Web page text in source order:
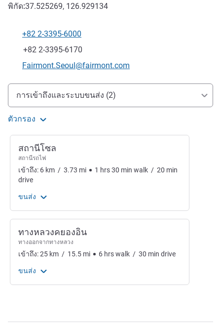
พิกัด:37.525269, 126.929134
โทรศัพท์
+82 2-3395-6000
แฟกซ์
+82 2-3395-6170
อีเมลติดต่อ
Fairmont.Seoul@fairmont.com
การเข้าถึงและการเดินทาง
การเข้าถึงและระบบขนส่ง (2)
ตัวกรอง
สถานีโซล
สถานีรถไฟ
เข้าถึง: 6 km / 3.73 mi 1 hrs30 min walk / 20 min
drive
ขนส่ง
ทางหลวงคยองอิน
ทางออกจากทางหลวง
เข้าถึง:25 km / 15.5 mi 6 hrswalk / 30 min drive
ขนส่ง